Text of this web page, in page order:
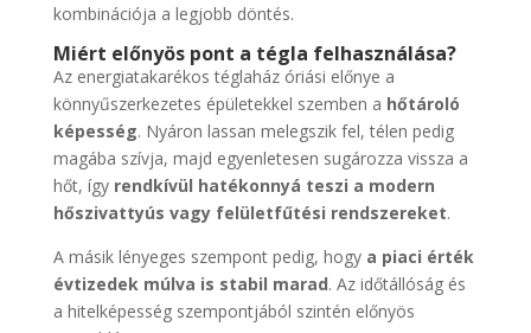
kombinációja a legjobb döntés.
Miért előnyös pont a tégla felhasználása?
Az energiatakarékos téglaház óriási előnye a
könnyűszerkezetes épületekkel szemben a hőtároló
képesség. Nyáron lassan melegszik fel, télen pedig
magába szívja, majd egyenletesen sugározza vissza a
hőt, így rendkívül hatékonnyá teszi a modern
hőszivattyús vagy felületfűtési rendszereket.
A másik lényeges szempont pedig, hogy a piaci érték
évtizedek múlva is stabil marad. Az időtállóság és
a hitelképesség szempontjából szintén előnyös